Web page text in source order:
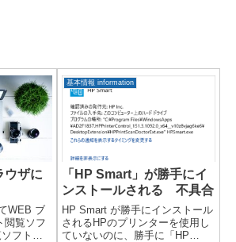
ウザに
WEB ブ
閲覧ソフ
フト
基本情報 information
「HP Smart」が勝手にイ
ンストールされる 不具合
HP Smart が勝手にインストール
されるHPのプリンターを使用し
ていないのに、勝手に「HP